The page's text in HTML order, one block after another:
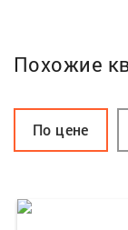
Похожие
По цене